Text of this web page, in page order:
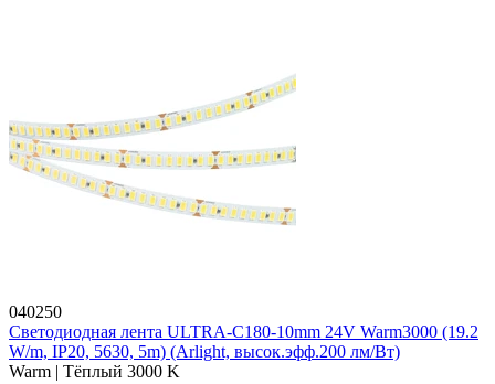
040250
Светодиодная лента ULTRA-C180-10mm 24V Warm3000 (19.2
W/m, IP20, 5630, 5m) (Arlight, высок.эфф.200 лм/Вт)
Warm | Тёплый 3000 K